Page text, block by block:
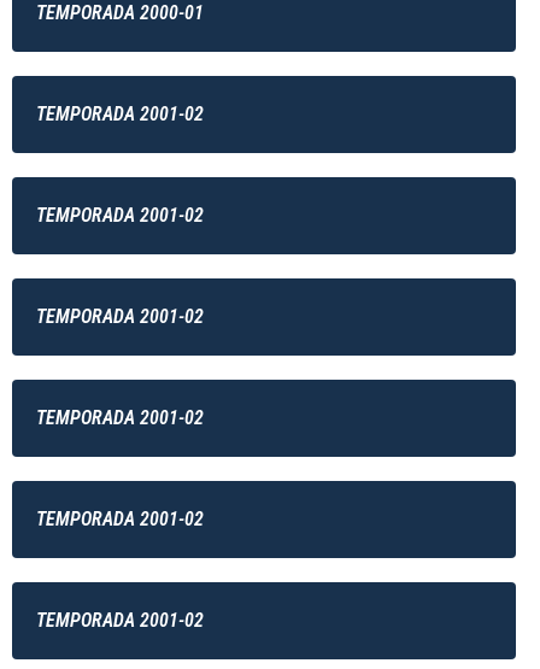
TEMPORADA 2000-01
TEMPORADA 2001-02
TEMPORADA 2001-02
TEMPORADA 2001-02
TEMPORADA 2001-02
TEMPORADA 2001-02
TEMPORADA 2001-02